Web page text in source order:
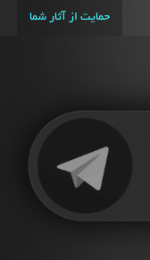
حمایت از آثار شما